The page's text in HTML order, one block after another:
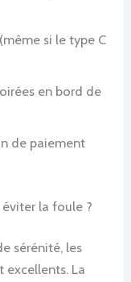
si le type C
en bord de
de paiement
la foule ?
sérénité, les
excellents. La